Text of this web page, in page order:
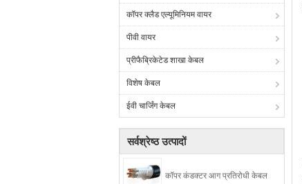
कॉपर क्लैड एल्यूमिनियम वायर
पीवी वायर
प्रीफैब्रिकेटेड शाखा केबल
विशेष केबल
ईवी चार्जिंग केबल
सर्वश्रेष्ठ उत्पादों
कॉपर कंडक्टर आग प्रतिरोधी केबल